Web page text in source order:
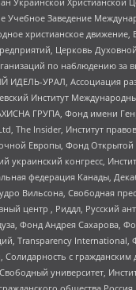
Учебное Заведение
христианское движение,
Церковь
по наблюдению за
УРАЛ, Ассоциация
Институт
ГРУПА, Фонд имени
The Insider, Институт
Европы, Фонд Открытой
украинский конгресс,
федерация Канады,
Вильсона, Свободная
центр , Риддл, Русский
Фонд Андрея Сахарова,
Transparеncy International,
Солидарность с гражданским
университет,